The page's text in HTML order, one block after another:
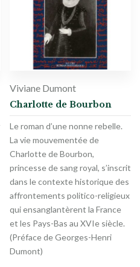
Viviane Dumont
Charlotte de Bourbon
Le roman d’une nonne rebelle.
La vie mouvementée de
Charlotte de Bourbon,
princesse de sang royal, s’inscrit
dans le contexte historique des
affrontements politico-religieux
qui ensanglantèrent la France
et les Pays-Bas au XVIe siècle.
(Préface de Georges-Henri
Dumont)